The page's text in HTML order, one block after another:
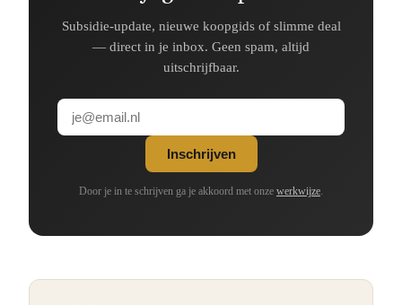
Subsidie-update, nieuwe koopgids of slimme deal
— direct in je inbox. Geen spam, altijd
uitschrijfbaar.
Inschrijven
Door je in te schrijven ga je akkoord met onze werkwijze